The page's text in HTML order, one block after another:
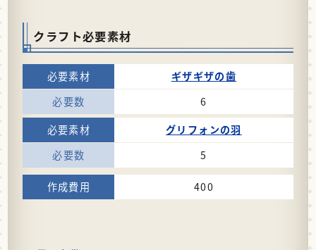
クラフト必要素材
ギザギザの歯
6
グリフォンの羽
5
400